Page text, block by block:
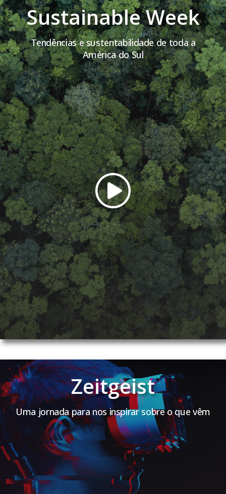
Sustainable Week
Tendências e sustentabilidade de toda a
América do Sul
Zeitgeist
Uma jornada para nos inspirar sobre o que vêm